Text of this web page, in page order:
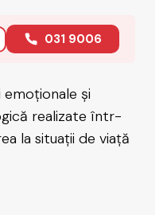
031 9006
emoționale și
realizate într-
la situații de viață